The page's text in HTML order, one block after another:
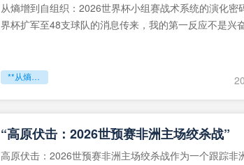
从熵增到自组织：2026世界杯小组赛战术系统的演化密
界杯扩军至48支球队的消息传来，我的第一反应不是兴
**从熵增到自组织：2026世界杯小组赛战术系统的演化密码**
“高原伏击：2026世预赛非洲主场绞杀战”
高原伏击：2026世预赛非洲主场绞杀战作为一个跟踪非